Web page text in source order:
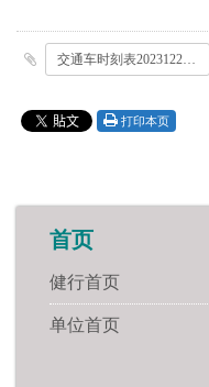
交通车时刻表20231221_总务部_.pdf
打印本页
首页
健行首页
单位首页